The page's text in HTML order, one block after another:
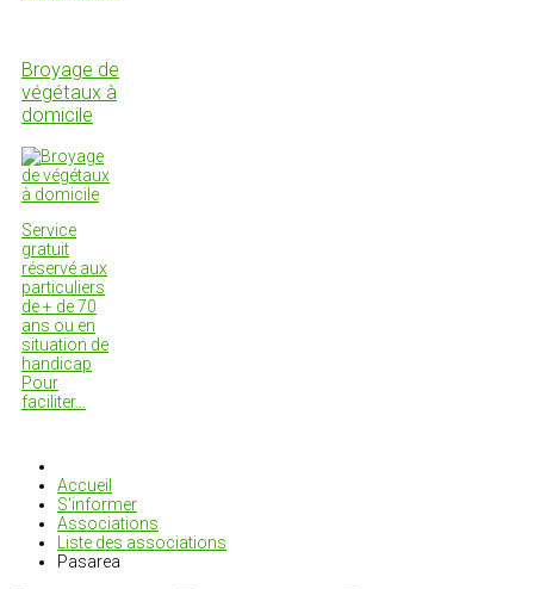
Broyage de
végétaux à
domicile
Service
gratuit
réservé aux
particuliers
de + de 70
ans ou en
situation de
handicap
Pour
faciliter…
Accueil
S'informer
Associations
Liste des associations
Pasarea